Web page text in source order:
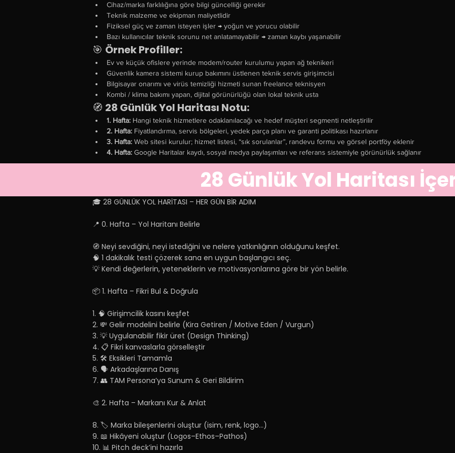
Cihaz/marka farklılığına göre bilgi güncelliği gerekir
Teknik malzeme ve ekipman maliyetlidir
Fiziksel güç ve zaman isteyen işler → yoğun ve yorucu olabilir
Bazı kullanıcılar teknik sorunu net anlatamayabilir → zaman kaybı yaşanabilir
🎯 Örnek Profiller:
Ev ve küçük ofislere yerinde modem/router kurulumu yapan ağ teknikeri
Güvenlik kamera sistemi kurup bakımını üstlenen teknik servis girişimcisi
Bilgisayar onarımı ve virüs temizliği hizmeti sunan freelance teknisyen
Kombi / klima bakımı yapan, dijital görünürlüğü olan lokal teknik usta
🧭 28 Günlük Yol Haritası Notu:
1. Hafta: Hangi teknik hizmetlere odaklanılacağı ve hedef müşteri segmenti netleştirilir
2. Hafta: Fiyatlandırma, servis bölgeleri, yedek parça planı ve garanti politikası hazırlanır
3. Hafta: Web sitesi kurulur; hizmet listesi, “sık sorulanlar”, randevu formu ve görsel portföy eklenir
4. Hafta: Google Haritalar kaydı, sosyal medya paylaşımları ve referans sistemiyle görünürlük sağlanır
28 Günlük Yol Haritası
🎓 28 GÜNLÜK YOL HARİTASI – HER GÜN BİR ADIM
📍 0. Hafta – Yol Haritanı Belirle
🧭 Neyi sevdiğini, neyi istediğini ve nelere yatkınlığının olduğunu keşfet.
🧠 1 dakikalık testi çözerek sana en uygun başlangıcı seç.
💡 Kendi değerlerin, yeteneklerin ve motivasyonlarına göre bir yön belirle.
📦 1. Hafta – Fikri Bul & Doğrula
1. 🧠 Girişimcilik kasını keşfet
2. 💸 Gelir modelini belirle (Kira Getiren / Motive Eden / Vurgun)
3. 💡 Uygulanabilir fikir üret (Design Thinking)
4. 📋 Fikri kanvaslarla görselleştir
5. 🛠️ Eksikleri Tamamla
6. 🗣️ Arkadaşlarına Danış
7. 👥 TAM Persona’ya Sunum & Geri Bildirim
🎨 2. Hafta – Markanı Kur & Anlat
8. 🏷️ Marka bileşenlerini oluştur (isim, renk, logo...)
9. 📖 Hikâyeni oluştur (Logos–Ethos–Pathos)
10. 📊 Pitch deck’ini hazırla